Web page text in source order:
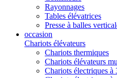
Rayonnages
Tables élévatrices
Presse à balles
occasion
Chariots élévateurs
Chariots thermiques
Chariots élévateurs
Chariots électriques à